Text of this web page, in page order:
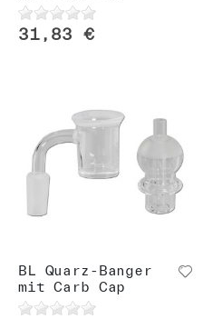
31,83 €
BL Quarz-Banger
mit Carb Cap